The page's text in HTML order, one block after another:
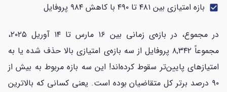
check_box بازه امتیازی بین ۴۸۱ تا ۴۹۰ با کاهش ۹۸۴ پروفایل
در مجموع، در بازه‌ی زمانی بین ۱۶ مارس تا ۱۴ آوریل ۲۰۲۵،
مجموعاً ۸,۳۴۲ پروفایل از سه بازه‌ی امتیازی بالا حذف شده یا به
امتیازهای پایین‌تر سقوط کرده‌اند! این سه بازه مربوط به بیش از
۹۰ درصد برتر کل متقاضیان بوده است. یعنی کسانی که بالاترین